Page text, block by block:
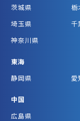
茨城県
栃
埼玉県
千
神奈川県
東海
静岡県
愛
中国
広島県